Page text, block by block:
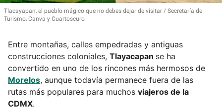
Tlacayapan, el pueblo mágico que no debes dejar de visitar
Secretaría de
Turismo, Canva y Cuartoscuro
Entre montañas, calles empedradas y antiguas
construcciones coloniales, Tlayacapan se ha
convertido en uno de los rincones más hermosos de
Morelos, aunque todavía permanece fuera de las
rutas más populares para muchos viajeros de la
CDMX.